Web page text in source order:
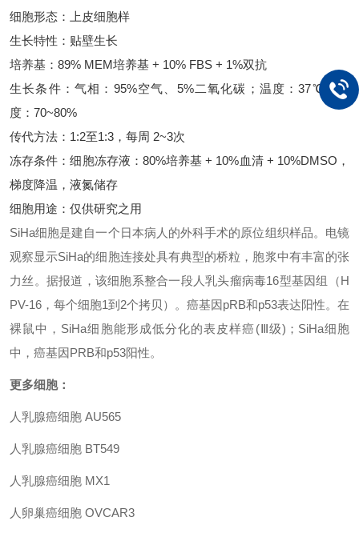
细胞形态：上皮细胞样
生长特性：贴壁生长
培养基：89% MEM培养基 + 10% FBS + 1%双抗
生长条件：气相：95%空气、5%二氧化碳；温度：37℃；湿
度：70~80%
传代方法：1:2至1:3，每周 2~3次
冻存条件：细胞冻存液：80%培养基 + 10%血清 + 10%DMSO，
梯度降温，液氮储存
细胞用途：仅供研究之用
SiHa细胞是建自一个日本病人的外科手术的原位组织样品。电镜
观察显示SiHa的细胞连接处具有典型的桥粒，胞浆中有丰富的张
力丝。据报道，该细胞系整合一段人乳头瘤病毒16型基因组（H
PV-16，每个细胞1到2个拷贝）。癌基因pRB和p53表达阳性。在
裸鼠中，SiHa细胞能形成低分化的表皮样癌(Ⅲ级)；SiHa细胞
中，癌基因PRB和p53阳性。
更多细胞：
人乳腺癌细胞 AU565
人乳腺癌细胞 BT549
人乳腺癌细胞 MX1
人卵巢癌细胞 OVCAR3